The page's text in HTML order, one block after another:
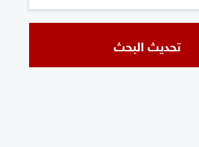
تحديث البحث